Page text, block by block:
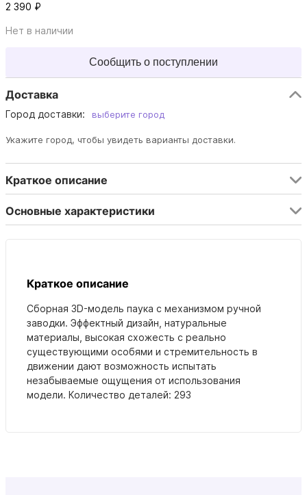
2 390 ₽
Нет в наличии
Сообщить о поступлении
Доставка
Город доставки: выберите город
Укажите город, чтобы увидеть варианты доставки.
Краткое описание
Основные характеристики
Краткое описание
Cборная 3D-модель паука с механизмом ручной
заводки. Эффектный дизайн, натуральные
материалы, высокая схожесть с реально
существующими особями и стремительность в
движении дают возможность испытать
незабываемые ощущения от использования
модели. Количество деталей: 293